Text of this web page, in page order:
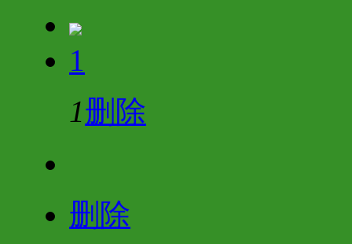
1
1删除
删除